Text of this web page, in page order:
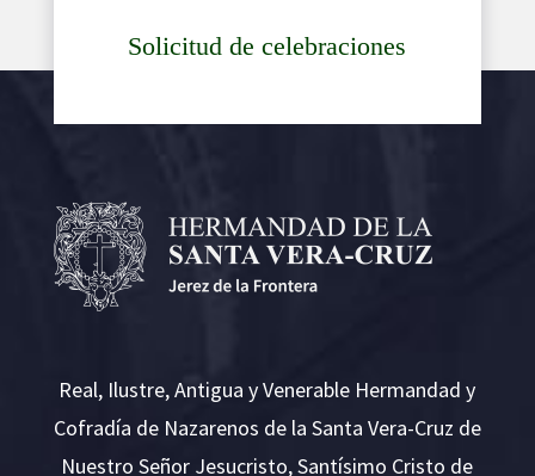
Solicitud de celebraciones
Real, Ilustre, Antigua y Venerable Hermandad y
Cofradía de Nazarenos de la Santa Vera-Cruz de
Nuestro Señor Jesucristo, Santísimo Cristo de